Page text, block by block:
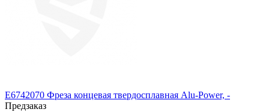
E6742070 Фреза концевая твердосплавная Alu-Power, -
Предзаказ